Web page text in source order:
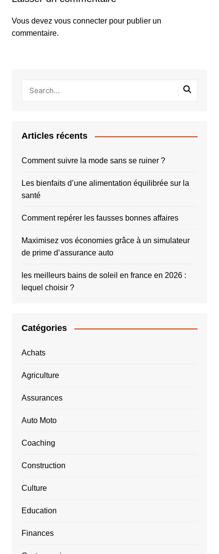
Vous devez vous connecterpour publier un
commentaire.
Articles récents
Comment suivre la mode sans se ruiner ?
Les bienfaits d’une alimentation équilibrée sur la
santé
Comment repérer les fausses bonnes affaires
Maximisez vos économies grâce à un simulateur
de prime d’assurance auto
les meilleurs bains de soleil en france en 2026 :
lequel choisir ?
Catégories
Achats
Agriculture
Assurances
Auto Moto
Coaching
Construction
Culture
Education
Finances